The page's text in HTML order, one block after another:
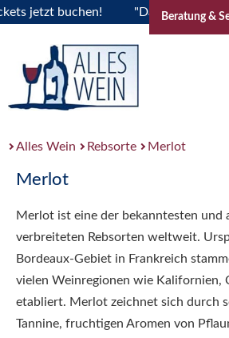
jetzt buchen! "Das Sommerfest
Beratung &
Alles Wein Rebsorte Merlot
Merlot
Merlot ist eine der bekanntesten und
verbreiteten Rebsorten weltweit.
Bordeaux-Gebiet in Frankreich
vielen Weinregionen wie Kalifornien,
etabliert. Merlot zeichnet sich durch
Tannine, fruchtigen Aromen von